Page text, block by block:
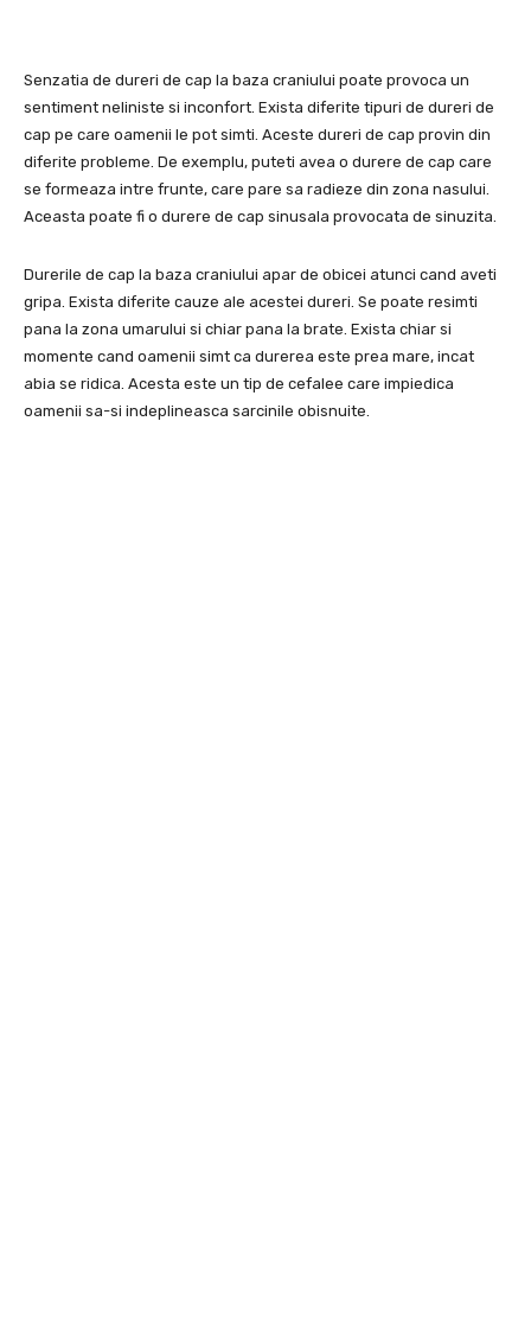
Senzatia de dureri de cap la baza craniului poate provoca un
sentiment neliniste si inconfort. Exista diferite tipuri de dureri de
cap pe care oamenii le pot simti. Aceste dureri de cap provin din
diferite probleme. De exemplu, puteti avea o durere de cap care
se formeaza intre frunte, care pare sa radieze din zona nasului.
Aceasta poate fi o durere de cap sinusala provocata de sinuzita.
Durerile de cap la baza craniului apar de obicei atunci cand aveti
gripa. Exista diferite cauze ale acestei dureri. Se poate resimti
pana la zona umarului si chiar pana la brate. Exista chiar si
momente cand oamenii simt ca durerea este prea mare, incat
abia se ridica. Acesta este un tip de cefalee care impiedica
oamenii sa-si indeplineasca sarcinile obisnuite.